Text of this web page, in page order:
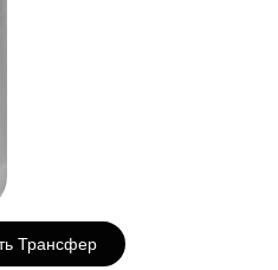
Трансфер